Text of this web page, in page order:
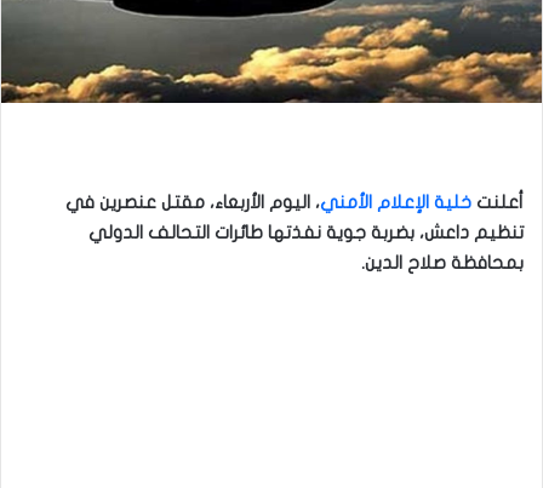
أعلنت خلية الإعلام الأمني، اليوم الأربعاء، مقتل عنصرين في
تنظيم داعش، بضربة جوية نفذتها طائرات التحالف الدولي
بمحافظة صلاح الدين.